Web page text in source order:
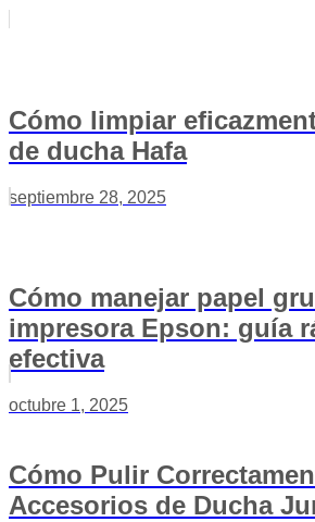
Cómo limpiar
de ducha Hafa
septiembre 28, 2025
Cómo manejar papel
impresora Epson: guía
efectiva
octubre 1, 2025
Cómo Pulir
Accesorios de Ducha